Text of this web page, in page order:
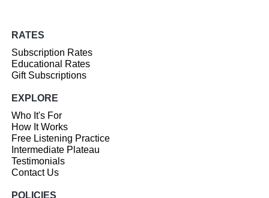
RATES
Subscription Rates
Educational Rates
Gift Subscriptions
EXPLORE
Who It's For
How It Works
Free Listening Practice
Intermediate Plateau
Testimonials
Contact Us
POLICIES